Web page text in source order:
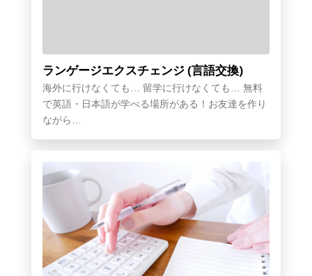
ランゲージエクスチェンジ (言語交換)
海外に行けなくても… 留学に行けなくても… 無料
で英語・日本語が学べる場所がある！お友達を作り
ながら…